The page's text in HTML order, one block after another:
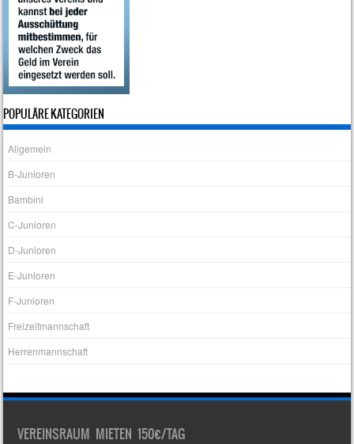
POPULÄRE KATEGORIEN
Allgemein
B-Junioren
Bambini
C-Junioren
D-Junioren
E-Junioren
F-Junioren
Freizeitmannschaft
Herrenmannschaft
VEREINSRAUM MIETEN 150€/TAG